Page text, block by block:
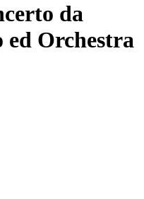
da
ed Orchestra